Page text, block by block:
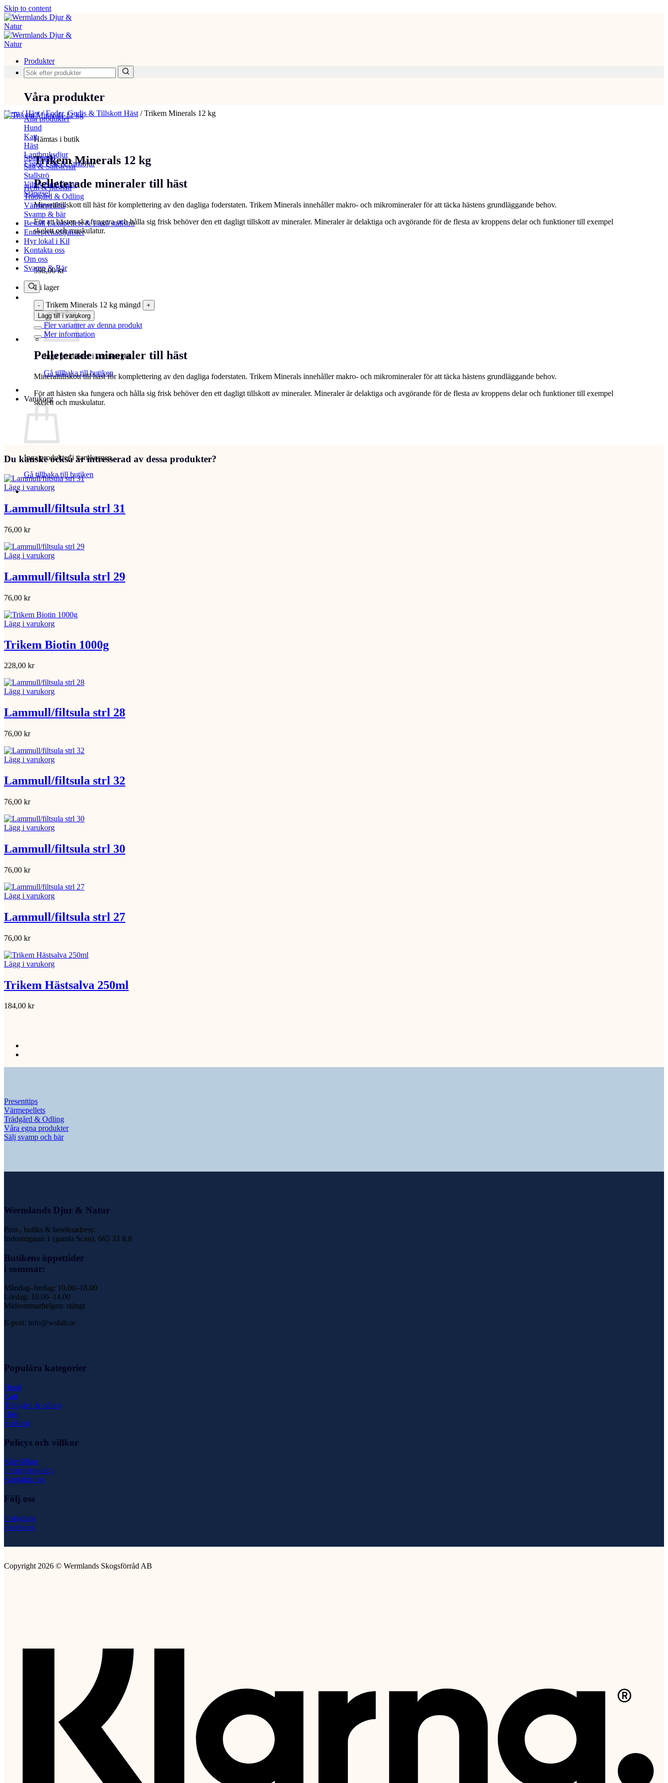
Skip to content
Produkter
Våra produkter
Alla produkter
Hund
Katt
Häst
Lantbruksdjur
Fågel, Fisk & Smådjur
Spannmål
Salt & Saltstenar
Stallströ
Vilt & Småfåglar
Stängsel
Hem & hushåll
Trädgård & Odling
Värmepellets
Svamp & bär
Beställ Laxåpellets & Laxå stallströ
Entreprenadtjänster
Hyr lokal i Kil
Kontakta oss
Om oss
Svamp & Bär
Inga produkter i varukorgen.
Gå tillbaka till butiken
Varukorg
Inga produkter i varukorgen.
Gå tillbaka till butiken
Hem/Häst/Foder, Godis & Tillskott Häst /Trikem Minerals 12 kg
Hämtas i butik
Trikem Minerals 12 kg
Pelleterade mineraler till häst
Mineraltillskott till häst för komplettering av den dagliga foderstaten. Trikem Minerals innehåller makro- och mikromineraler för att täcka hästens grundläggande behov.
För att hästen ska fungera och hålla sig frisk behöver den ett dagligt tillskott av mineraler. Mineraler är delaktiga och avgörande för de flesta av kroppens delar och funktioner till exempel
skelett och muskulatur.
598,00kr
1 i lager
Trikem Minerals 12 kg mängd
Lägg till i varukorg
Fler varianter av denna produkt
Mer information
Pelleterade mineraler till häst
Mineraltillskott till häst för komplettering av den dagliga foderstaten. Trikem Minerals innehåller makro- och mikromineraler för att täcka hästens grundläggande behov.
För att hästen ska fungera och hålla sig frisk behöver den ett dagligt tillskott av mineraler. Mineraler är delaktiga och avgörande för de flesta av kroppens delar och funktioner till exempel
skelett och muskulatur.
Du kanske också är intresserad av dessa produkter?
Lägg i varukorg
Lammull/filtsula strl 31
76,00 kr
Lägg i varukorg
Lammull/filtsula strl 29
76,00 kr
Lägg i varukorg
Trikem Biotin 1000g
228,00 kr
Lägg i varukorg
Lammull/filtsula strl 28
76,00 kr
Lägg i varukorg
Lammull/filtsula strl 32
76,00 kr
Lägg i varukorg
Lammull/filtsula strl 30
76,00 kr
Lägg i varukorg
Lammull/filtsula strl 27
76,00 kr
Lägg i varukorg
Trikem Hästsalva 250ml
184,00 kr
Presenttips
Värmepellets
Trädgård & Odling
Våra egna produkter
Sälj svamp och bär
Wermlands Djur & Natur
Post-, butiks & besöksadress:
Industrigatan 1 (gamla Scan), 665 33 Kil
Butikens öppettider
i sommar:
Måndag–fredag: 10.00–18.00
Lördag: 10.00–14.00
Midsommarhelgen: stängt
E-post: info@wsfab.se
Populära kategorier
Hund
Katt
Trädgård & odling
Häst
Stallströ
Policys och villkor
Köpvillkor
Integritetspolicy
Kontakta oss
Följ oss
Instagram
Facebook
Copyright 2026 © Wermlands Skogsförråd AB